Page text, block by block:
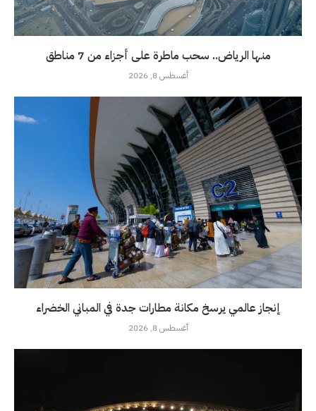
منها الرياض.. سحب ماطرة على أجزاء من 7 مناطق
أغسطس 8, 2026
إنجاز عالمي يرسخ مكانة مطارات جدة في المباني الخضراء
أغسطس 8, 2026